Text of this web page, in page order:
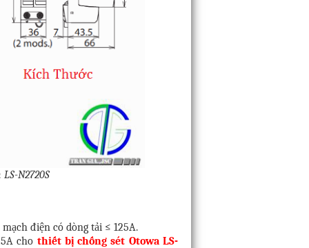
N2720S
điện có dòng tải ≤ 125A.
cho thiết bị chống sét Otowa LS-